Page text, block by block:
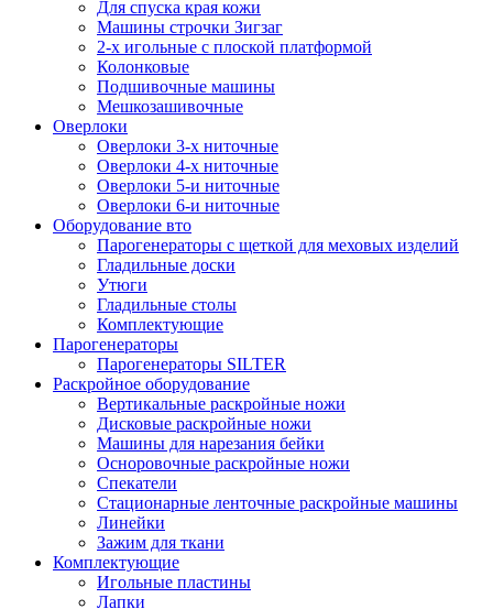
Для спуска края кожи
Машины строчки Зигзаг
2-х игольные с плоской платформой
Колонковые
Подшивочные машины
Мешкозашивочные
Оверлоки
Оверлоки 3-х ниточные
Оверлоки 4-х ниточные
Оверлоки 5-и ниточные
Оверлоки 6-и ниточные
Оборудование вто
Парогенераторы с щеткой для меховых изделий
Гладильные доски
Утюги
Гладильные столы
Комплектующие
Парогенераторы
Парогенераторы SILTER
Раскройное оборудование
Вертикальные раскройные ножи
Дисковые раскройные ножи
Машины для нарезания бейки
Осноровочные раскройные ножи
Спекатели
Стационарные ленточные раскройные машины
Линейки
Зажим для ткани
Комплектующие
Игольные пластины
Лапки